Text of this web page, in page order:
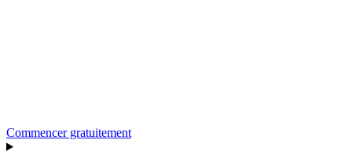
Commencer gratuitement